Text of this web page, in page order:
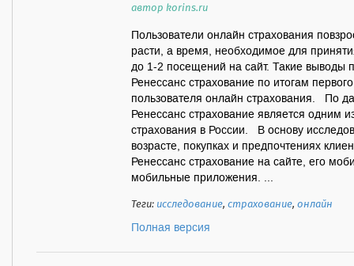
автор korins.ru
Пользователи онлайн страхования
расти, а время, необходимое для
до 1-2 посещений на сайт. Такие выводы
Ренессанс страхование по итогам
пользователя онлайн страхования. По
Ренессанс страхование является одним
страхования в России. В основу
возрасте, покупках и предпочтениях
Ренессанс страхование на сайте, его
мобильные приложения. ...
Теги:исследование,страхование,онлайн
Полная версия